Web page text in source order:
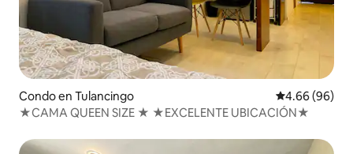
Condo en Tulancingo Calificación
4.66 (96)
★CAMA QUEEN SIZE ★ ★EXCELENTE UBICACIÓN★